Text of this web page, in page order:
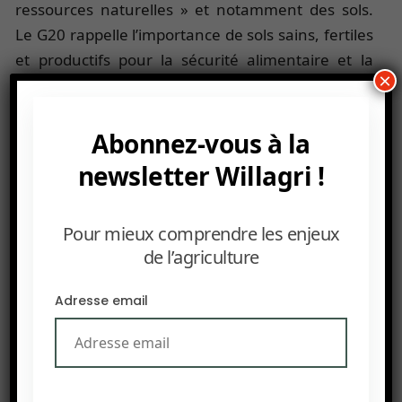
ressources naturelles » et notamment des sols.
Le G20 rappelle l’importance de sols sains, fertiles
et productifs pour la sécurité alimentaire et la
santé humaine. Or, plus de 10 millions d’hectares
dans le monde en raison notamment de l’érosion,
de l’extension urbaine, du développement des
infrastructures,… « La réduction des terres
entraîne une dégradation irréversible de
l’écosystème qui devient dramatique dans les
insécurité alimentaire » constate le G20. Le
groupe des 20 premières économies mondiales
se propose d’organiser la coordination
Abonnez-vous à la
newsletter Willagri !
Pour mieux comprendre les enjeux
de l’agriculture
Adresse email
×